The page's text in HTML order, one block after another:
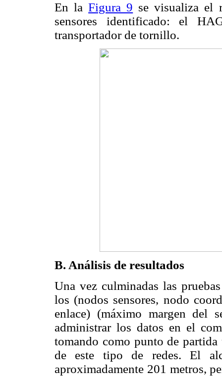
En laFigura 9 se visualiza el
sensores identificado: el
transportador de tornillo.
B. Análisis de resultados
Una vez culminadas las
los (nodos sensores, nodo
enlace) (máximo margen del
administrar los datos en el
tomando como punto de
de este tipo de redes. El
aproximadamente 201 metros,